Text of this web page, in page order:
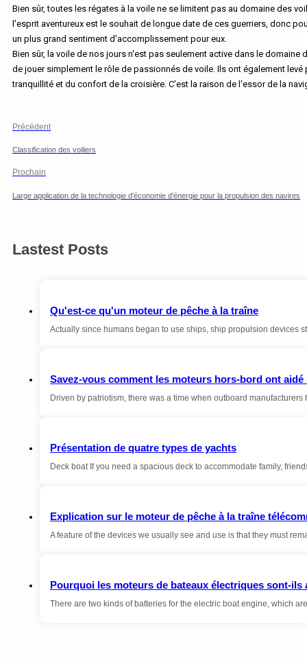
Bien sûr, toutes les régates à la voile ne se limitent pas au domaine des
l'esprit aventureux est le souhait de longue date de ces guerriers, donc
un plus grand sentiment d'accomplissement pour eux.
Bien sûr, la voile de nos jours n'est pas seulement active dans le
de jouer simplement le rôle de passionnés de voile. Ils ont également
tranquillité et du confort de la croisière. C'est la raison de l'essor de la
Précédent
Classification des voiliers
Prochain
Large application de la technologie d'économie d'énergie pour la propulsion des navires
Lastest Posts
Qu'est-ce qu'un moteur de pêche à la traîne
Actually since humans began to use ships, ship propulsion
Savez-vous comment les moteurs hors-bord ont
Driven by patriotism, there was a time when outboard
Présentation de quatre types de yachts
Deck boat If you need a spacious deck to accommodate family,
Explication sur le moteur de pêche à la traîne
A feature of the devices we usually see and use is that they must
Pourquoi les moteurs de bateaux électriques sont-
There are two kinds of batteries for the electric boat engine, which